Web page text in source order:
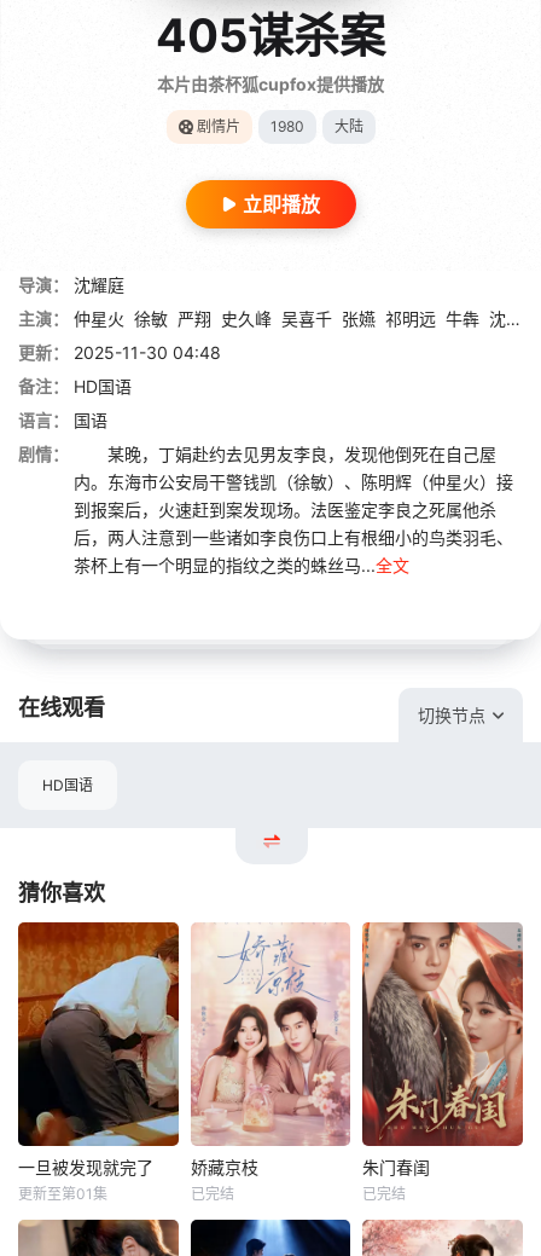
405谋杀案
本片由茶杯狐cupfox提供播放
剧情片 1980 大陆
立即播放
导演：
沈耀庭
主演：
仲星火 徐敏 严翔 史久峰 吴喜千 张嬿 祁明远 牛犇 沈耀庭
更新：
2025-11-30 04:48
备注：
HD国语
语言：
国语
剧情：
某晚，丁娟赴约去见男友李良，发现他倒死在自己屋
内。东海市公安局干警钱凯（徐敏）、陈明辉（仲星火）接
到报案后，火速赶到案发现场。法医鉴定李良之死属他杀
后，两人注意到一些诸如李良伤口上有根细小的鸟类羽毛、
茶杯上有一个明显的指纹之类的蛛丝马...全文
在线观看 切换节点
HD国语
猜你喜欢
一旦被发现就完了
更新至第01集
娇藏京枝
已完结
朱门春闺
已完结